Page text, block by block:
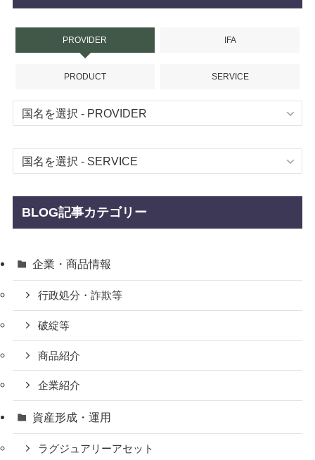
PROVIDER IFA
PRODUCT SERVICE
BLOG記事カテゴリー
企業・商品情報
行政処分・詐欺等
破綻等
商品紹介
企業紹介
資産形成・運用
ラグジュアリーアセット